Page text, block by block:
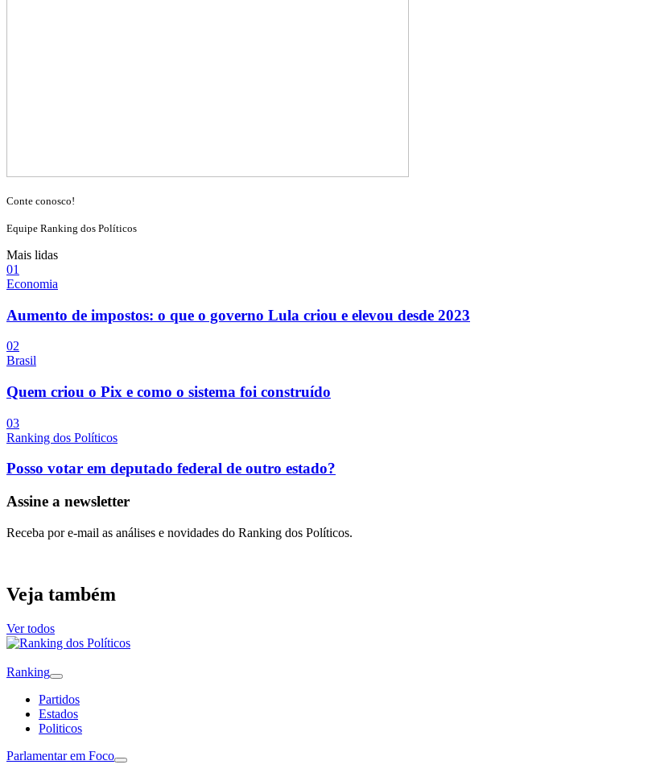
Conte conosco!
Equipe Ranking dos Políticos
Mais lidas
01
Economia
Aumento de impostos: o que o governo Lula criou e elevou desde 2023
02
Brasil
Quem criou o Pix e como o sistema foi construído
03
Ranking dos Políticos
Posso votar em deputado federal de outro estado?
Assine a newsletter
Receba por e-mail as análises e novidades do Ranking dos Políticos.
Veja também
Ver todos
Ranking
Partidos
Estados
Politicos
Parlamentar em Foco